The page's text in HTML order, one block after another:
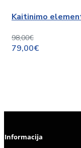
Kaitinimo
98,00€
79,00€
Informacija